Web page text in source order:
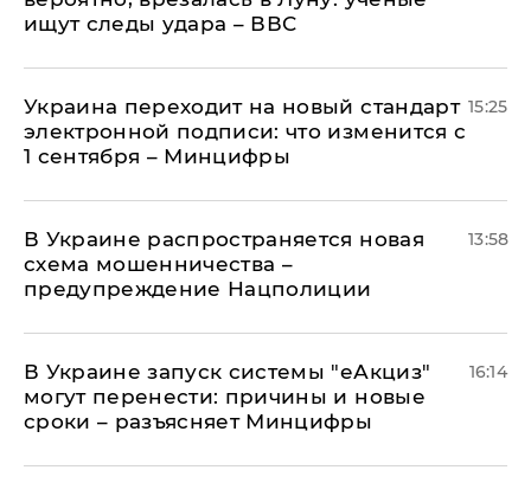
ищут следы удара – ВВС
Украина переходит на новый стандарт
электронной подписи: что изменится с
1 сентября – Минцифры
15:25
В Украине распространяется новая
схема мошенничества –
предупреждение Нацполиции
13:58
В Украине запуск системы "еАкциз"
могут перенести: причины и новые
сроки – разъясняет Минцифры
16:14